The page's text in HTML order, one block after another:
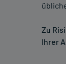
Zu
Ihrer